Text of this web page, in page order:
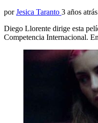
por Jesica Taranto 3 años atrás
Diego Llorente dirige esta
Competencia Internacional.